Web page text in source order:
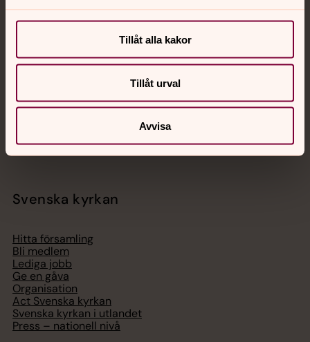
Tillåt alla kakor
Tillåt urval
Avvisa
Jourhavande präst
Akut samtals- och krisstöd. Prata eller chatta anonymt
med en präst på kvällar och nätter.
Chatt
Svenska kyrkan
Hitta församling
Bli medlem
Lediga jobb
Ge en gåva
Organisation
Act Svenska kyrkan
Svenska kyrkan i utlandet
Press – nationell nivå